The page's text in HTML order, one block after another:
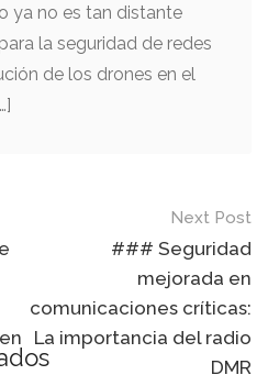
ya no es tan distante
la seguridad de redes
de los drones en el
Next Post
### Seguridad
mejorada en
comunicaciones críticas:
La importancia del radio
DMR